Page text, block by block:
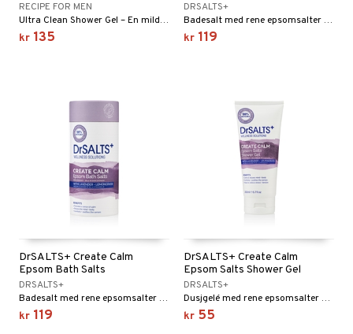
RECIPE FOR MEN
Ultra Clean Shower Gel – En mild dusjgele med frisk duft av grapefrukt fra Recipe for Men
kr 135
DRSALTS+
Badesalt med rene epsomsalter og eteriske oljer for deg med en aktiv livsstil.
kr 119
DrSALTS+ Create Calm
Epsom Bath Salts
DRSALTS+
Badesalt med rene epsomsalter og eteriske oljer med en avslappende duft.
kr 119
DrSALTS+ Create Calm
Epsom Salts Shower Gel
DRSALTS+
Dusjgelé med rene epsomsalter og eteriske oljer med en avslappende duft.
kr 55